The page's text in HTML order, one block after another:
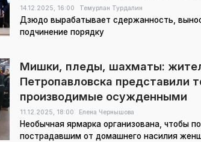
14.12.2025, 16:00 Темурлан Турдалин
Дзюдо вырабатывает сдержанность,
подчинение порядку
Мишки, пледы, шахматы:
Петропавловска представили
производимые осужденными
11.12.2025, 18:00 Елена Чернышова
Необычная ярмарка организована, чтобы
пострадавшим от домашнего насилия